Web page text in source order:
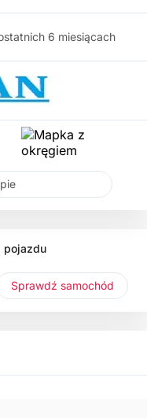
pojazdu
Sprawdź samochód
6 miesiącach